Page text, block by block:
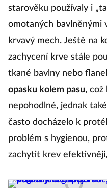
starověku používaly i
omotaných bavlněnými
krvavý mech. Ještě na
zachycení krve stále
tkané bavlny nebo
opasku kolem pasu, což
nepohodlné, jednak
často docházelo k
problém s hygienou,
zachytit krev